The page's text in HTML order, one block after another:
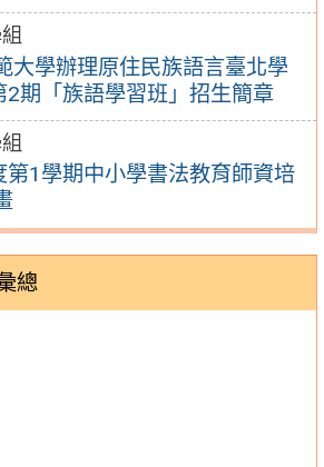
大學辦理原住民族語言臺北學
期「族語學習班」招生簡章
1學期中小學書法教育師資培
總